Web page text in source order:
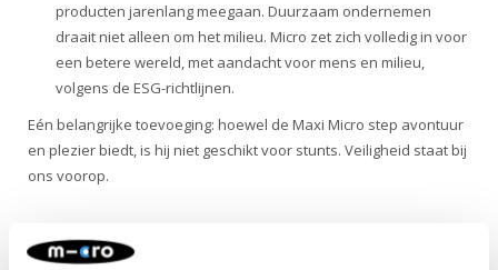
producten jarenlang meegaan. Duurzaam ondernemen
draait niet alleen om het milieu. Micro zet zich volledig in voor
een betere wereld, met aandacht voor mens en milieu,
volgens de ESG-richtlijnen.
Eén belangrijke toevoeging: hoewel de Maxi Micro step avontuur
en plezier biedt, is hij niet geschikt voor stunts. Veiligheid staat bij
ons voorop.